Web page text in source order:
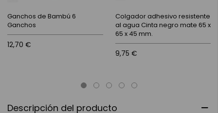
Descripción del producto
Ganchos de Bambú 6
Ganchos
12,70 €
Colgador adhesivo resistente
al agua Cinta negro mate 65 x
65 x 45 mm.
9,75 €